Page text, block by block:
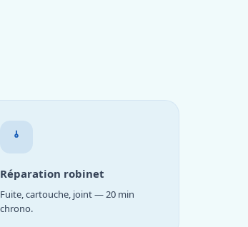
Réparation robinet
Fuite, cartouche, joint — 20 min
chrono.